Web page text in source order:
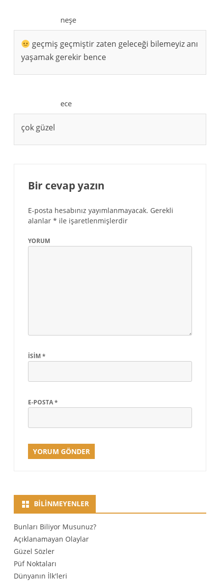
neşe
geçmiş geçmiştir zaten geleceği bilemeyiz anı
yaşamak gerekir bence
ece
çok güzel
Bir cevap yazın
E-posta hesabınız yayımlanmayacak. Gerekli
alanlar * ile işaretlenmişlerdir
YORUM
İSIM*
E-POSTA*
BILINMEYENLER
Bunları Biliyor Musunuz?
Açıklanamayan Olaylar
Güzel Sözler
Püf Noktaları
Dünyanın İlk'leri